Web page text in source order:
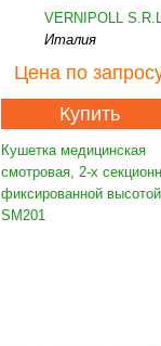
VERNIPOLL
Италия
Цена по
Купить
Кушетка медицинская
смотровая, 2-х
фиксированной
SM201